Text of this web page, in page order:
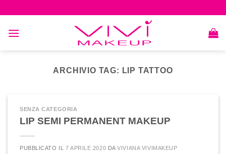
content
ARCHIVIO TAG: LIP TATTOO
SENZA CATEGORIA
LIP SEMI PERMANENT MAKEUP
PUBBLICATO IL 7 APRILE 2020 DAVIVIANA VIVIMAKEUP